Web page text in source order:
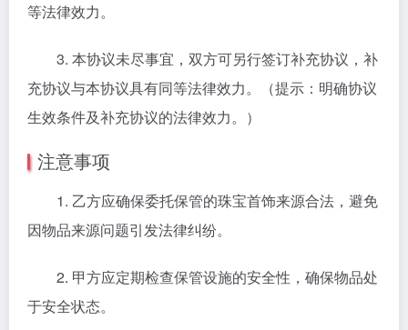
等法律效力。
3. 本协议未尽事宜，双方可另行签订补充协议，补
充协议与本协议具有同等法律效力。（提示：明确协议
生效条件及补充协议的法律效力。）
注意事项
1. 乙方应确保委托保管的珠宝首饰来源合法，避免
因物品来源问题引发法律纠纷。
2. 甲方应定期检查保管设施的安全性，确保物品处
于安全状态。